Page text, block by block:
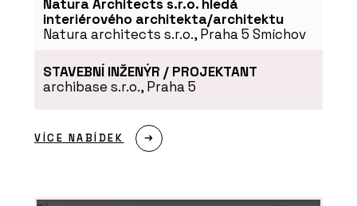
PRODUKTY
Spa
Natura Architects s.r.o. hledá
interiérového architekta/architektu
Natura architects s.r.o., Praha 5 Smíchov
STAVEBNÍ INŽENÝR / PROJEKTANT
archibase s.r.o., Praha 5
VÍCE NABÍDEK